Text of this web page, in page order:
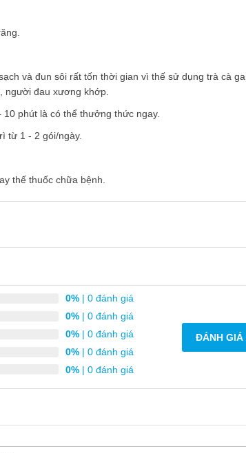
và đun sôi rất tốn thời gian vì thế sử dụng trà cà
người đau xương khớp.
phút là có thể thưởng thức ngay.
từ 1 - 2 gói/ngày.
thế thuốc chữa bệnh.
0% | 0 đánh giá
0% | 0 đánh giá
0% | 0 đánh giá
0% | 0 đánh giá
0% | 0 đánh giá
ĐÁNH GIÁ